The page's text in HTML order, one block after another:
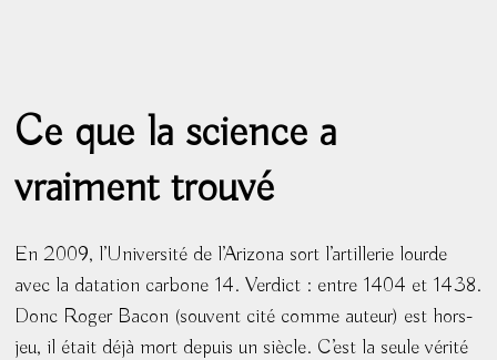
Ce que la science a
vraiment trouvé
En 2009, l’Université de l’Arizona sort l’artillerie lourde
avec la datation carbone 14. Verdict : entre 1404 et 1438.
Donc Roger Bacon (souvent cité comme auteur) est hors-
jeu, il était déjà mort depuis un siècle. C’est la seule vérité